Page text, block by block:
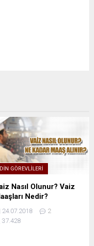
DIN GÖREVLILERI
Nasıl Olunur? Vaiz
Nedir?
24.07.2018
2
37.428